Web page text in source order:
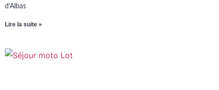
d’Albas
Lire la suite »